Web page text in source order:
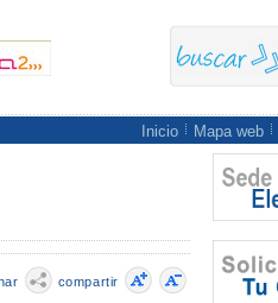
Inicio Mapa web
compartir